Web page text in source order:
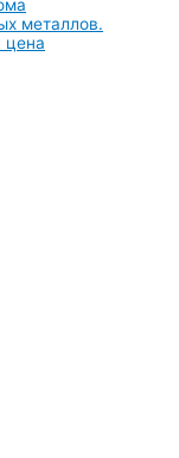
металлов.
цена